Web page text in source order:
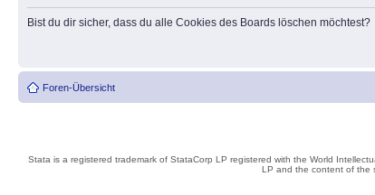
Bist du dir sicher, dass du alle Cookies des Boards löschen möchtest?
Foren-Übersicht
Stata is a registered trademark of StataCorp LP registered with the World
LP and the content of the